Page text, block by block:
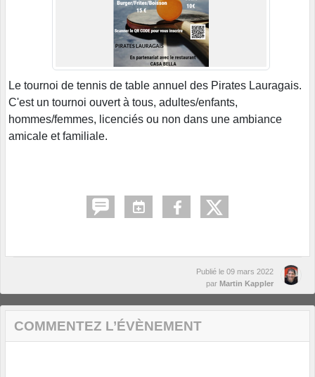
Le tournoi de tennis de table annuel des Pirates Lauragais.
C'est un tournoi ouvert à tous, adultes/enfants,
hommes/femmes, licenciés ou non dans une ambiance
amicale et familiale.
Publié le 09 mars 2022
par Martin Kappler
COMMENTEZ L’ÉVÈNEMENT